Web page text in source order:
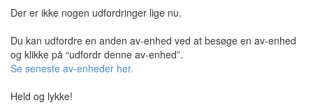
Der er ikke nogen udfordringer lige nu.
Du kan udfordre en anden av-enhed ved at besøge en av-enhed
og klikke på “udfordr denne av-enhed”.
Se seneste av-enheder her.
Held og lykke!